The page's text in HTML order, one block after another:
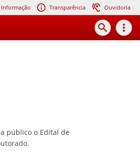
Informação Transparência Ouvidoria
search more_vert
público o Edital de